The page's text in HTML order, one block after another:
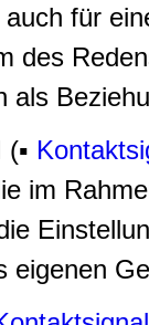
für
des
als
(▪
im
eigenen